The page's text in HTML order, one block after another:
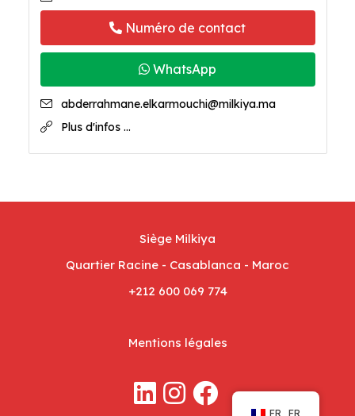
Numéro de contact
WhatsApp
abderrahmane.elkarmouchi@milkiya.ma
Plus d'infos ...
Siège Milkiya
Quartier Racine - Casablanca - Maroc
+212 600 069 774
Mentions légales
FR_FR